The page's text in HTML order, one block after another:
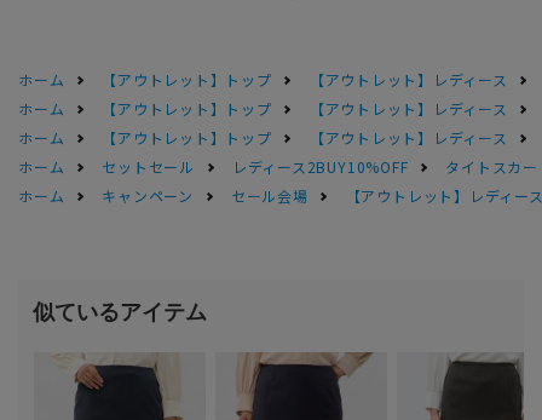
ホーム 【アウトレット】トップ
【アウトレット】レディース
ホーム
【アウトレット】トップ
【アウトレット】レディース
ホーム
【アウトレット】トップ
【アウトレット】レディース
ホーム
セットセール レディース2BUY10%OFF
タイトスカ
ホーム
キャンペーン セール会場 【アウトレット】レディー